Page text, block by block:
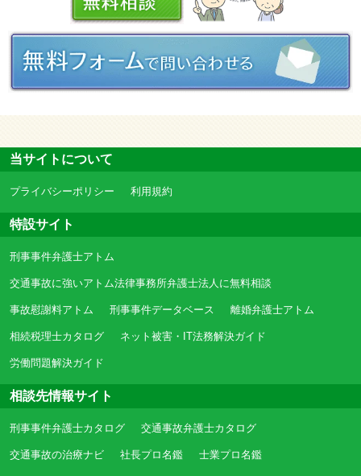
当サイトについて
プライバシーポリシー 利用規約
特設サイト
刑事事件弁護士アトム
交通事故に強いアトム法律事務所弁護士法人に無料相談
事故慰謝料アトム 刑事事件データベース 離婚弁護士アトム
相続税理士カタログ ネット被害・IT法務解決ガイド
労働問題解決ガイド
相談先情報サイト
刑事事件弁護士カタログ 交通事故弁護士カタログ
交通事故の治療ナビ 社長プロ名鑑 士業プロ名鑑